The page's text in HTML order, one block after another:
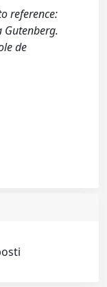
reference:
de